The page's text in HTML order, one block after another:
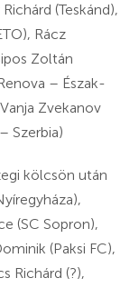
(Teskánd),
Rácz
Zoltán
– Észak-
Zvekanov
Szerbia)
kölcsön után
(SC Sopron),
(Paksi FC),
Richárd (?),